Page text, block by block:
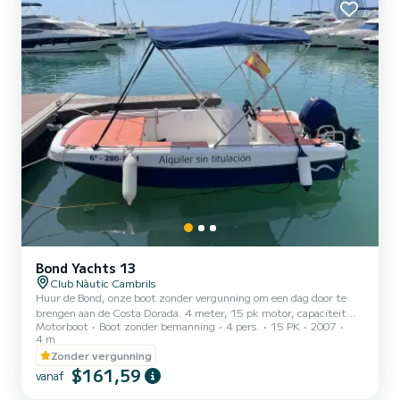
Bond Yachts 13
Club Nàutic Cambrils
Huur de Bond, onze boot zonder vergunning om een dag door te
brengen aan de Costa Dorada. 4 meter, 15 pk motor, capaciteit
voor 5 personen. Je hebt geen enkel vaarbewijs nodig - alleen je ID.
We leggen je de basis uit in vijftien minuten en dan kun je gaan
varen. Vertrek vanuit de haven van Cambrils. Het is de ideale boot
als je er nog nooit een hebt bestuurd: licht, gemakkelijk te
hanteren en zeer eenvoudig te navigeren. Perfect om op eigen
Motorboot Boot zonder bemanning 4 pers. 15 PK
2007
4 m
Zonder vergunning
vanaf $161,59